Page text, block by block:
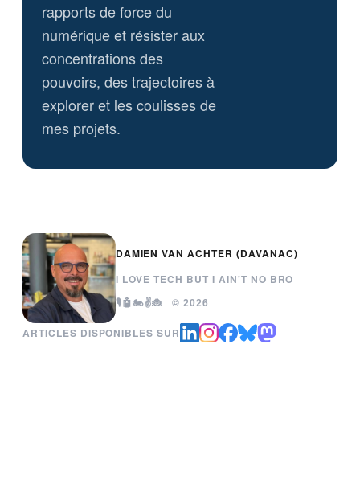
rapports de force du
numérique et résister aux
concentrations des
pouvoirs, des trajectoires à
explorer et les coulisses de
mes projets.
DAMIEN VAN ACHTER (DAVANAC)
I LOVE TECH BUT I AIN'T NO BRO
🎙️🤖🏍️✌️🐞 © 2026
ARTICLES DISPONIBLES SUR